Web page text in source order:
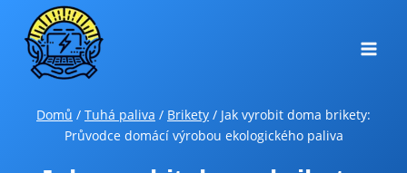
Přeskočit
obsah
Domů / Tuhá paliva / Brikety / Jak vyrobit doma brikety:
Průvodce domácí výrobou ekologického paliva